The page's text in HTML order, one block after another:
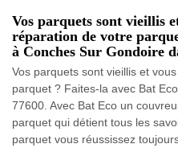
Vos parquets sont vieillis
réparation de votre
à Conches Sur Gondoire
Vos parquets sont vieillis et
parquet ? Faites-la avec Bat
77600. Avec Bat Eco un
parquet qui détient tous les
parquet vous réussissez